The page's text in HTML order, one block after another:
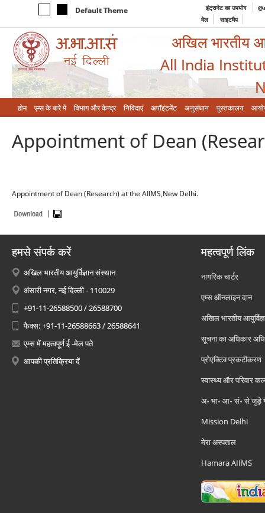
Default Theme इंट्रानेट का उपयोग
मेल
साइटमैप
अखिल भारतीय
All India
होम एम्‍स के बारे में विभाग और केन्‍द्र निविदाएं अपॉइंटमेंट अनुसंधान पुस्तकालय
Appointment of Dean
Appointment of Dean (Research) at the AIIMS,New Delhi.
हमसे संपर्क करें
अखिल भारतीय आयुर्विज्ञान संस्थान
अंसारी नगर, नई दिल्ली - 110029
+91-11-26588500 / 26588700
फैक्स: +91-11-26588663 / 26588641
एम्स में महत्वपूर्ण ई -मेल पते
आपकी प्रतिक्रिया दें
महत्वपूर्ण लिंक
नागरिक चार्टर
एम्स ऑनलाइन दान
अखिल भारतीय
सूचना का अधिकार
प्रोएक्टिव प्रकटीकरण
स्वास्थ्य और परिवार
अ॰ भा॰ आ॰ सं॰ से जुड़े
Mission Delhi
मेरा अस्पताल
Hamara AIIMS